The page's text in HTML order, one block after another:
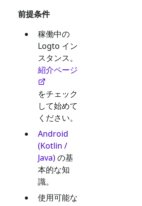
前提条件
稼働中の
Logto イン
スタンス。
紹介ページ
をチェック
して始めて
ください。
Android
(Kotlin /
Java)の基
本的な知
識。
使用可能な